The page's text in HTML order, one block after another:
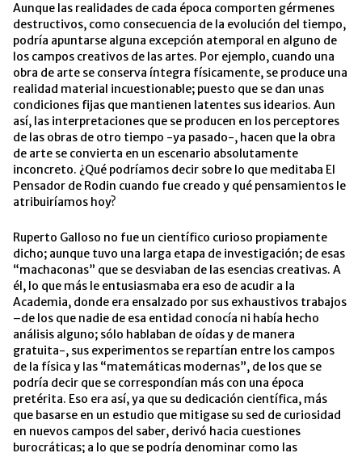
Aunque las realidades de cada época comporten gérmenes
destructivos, como consecuencia de la evolución del tiempo,
podría apuntarse alguna excepción atemporal en alguno de
los campos creativos de las artes. Por ejemplo, cuando una
obra de arte se conserva íntegra físicamente, se produce una
realidad material incuestionable; puesto que se dan unas
condiciones fijas que mantienen latentes sus idearios. Aun
así, las interpretaciones que se producen en los perceptores
de las obras de otro tiempo -ya pasado-, hacen que la obra
de arte se convierta en un escenario absolutamente
inconcreto. ¿Qué podríamos decir sobre lo que meditaba El
Pensador de Rodin cuando fue creado y qué pensamientos le
atribuiríamos hoy?
Ruperto Galloso no fue un científico curioso propiamente
dicho; aunque tuvo una larga etapa de investigación; de esas
“machaconas” que se desviaban de las esencias creativas. A
él, lo que más le entusiasmaba era eso de acudir a la
Academia, donde era ensalzado por sus exhaustivos trabajos
–de los que nadie de esa entidad conocía ni había hecho
análisis alguno; sólo hablaban de oídas y de manera
gratuita-, sus experimentos se repartían entre los campos
de la física y las “matemáticas modernas”, de los que se
podría decir que se correspondían más con una época
pretérita. Eso era así, ya que su dedicación científica, más
que basarse en un estudio que mitigase su sed de curiosidad
en nuevos campos del saber, derivó hacia cuestiones
burocráticas; a lo que se podría denominar como las